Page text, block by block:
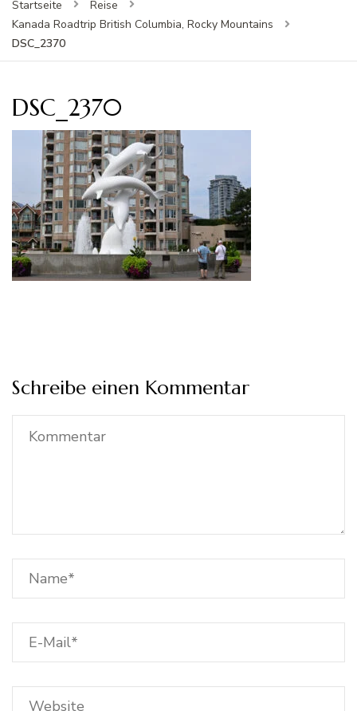
Startseite
Reise
Kanada Roadtrip British Columbia, Rocky Mountains
DSC_2370
DSC_2370
Schreibe einen Kommentar